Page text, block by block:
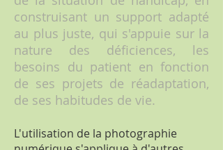
construisant un support adapté
au plus juste, qui s'appuie sur la
nature des déficiences, les
besoins du patient en fonction
de ses projets de réadaptation,
de ses habitudes de vie.
L'utilisation de la photographie